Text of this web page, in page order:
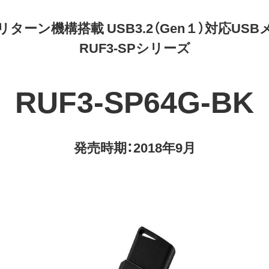
ターン機構搭載 USB3.2（Gen１）対応USB
RUF3-SPシリーズ
RUF3-SP64G-BK
発売時期：2018年9月